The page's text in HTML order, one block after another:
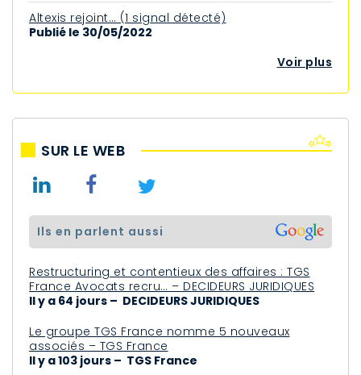
Altexis rejoint… (1 signal détecté)
Publié le 30/05/2022
Voir plus
SUR LE WEB
ils en parlent aussi
Restructuring et contentieux des affaires : TGS
France Avocats recru… – DECIDEURS JURIDIQUES
Il y a 64 jours – DECIDEURS JURIDIQUES
Le groupe TGS France nomme 5 nouveaux
associés – TGS France
Il y a 103 jours – TGS France